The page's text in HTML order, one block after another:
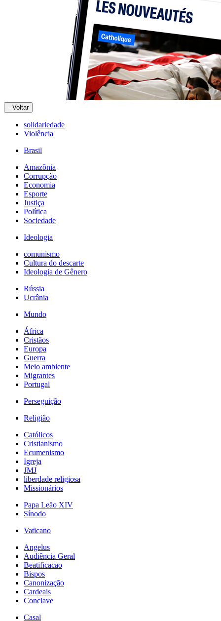
Voltar
solidariedade
Violência
Brasil
Amazônia
Corrupção
Economia
Esporte
Justiça
Política
Sociedade
Ideologia
comunismo
Cultura do descarte
Ideologia de Gênero
Rússia
Ucrânia
Mundo
África
Cristãos
Europa
Guerra
Meio ambiente
Migrantes
Portugal
Perseguição
Religião
Católicos
Cristianismo
Ecumenismo
Igreja
JMJ
liberdade religiosa
Missionários
Papa Leão XIV
Sínodo
Vaticano
Angelus
Audiência Geral
Beatificacao
Bispos
Canonização
Cardeais
Conclave
Casal